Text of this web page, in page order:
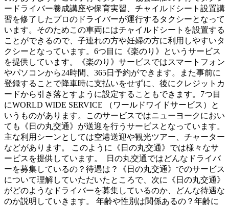
ードライバー養成講座や保育実習、チャイルドシート設置講
習を修了したプロのドライバーが運行するタクシーとなって
います。そのためこの車両にはチャイルドシートを設置する
ことができるので、子連れの方や妊婦の方に利用しやすいタ
クシーとなっています。6つ目に《楽のり》というサービス
を提供しています。《楽のり》サービスではスマートフォン
やパソコンから24時間、365日予約ができます。また事前に
登録することで降車時に支払いをせずに、後にクレジットカ
ードから引き落とすように設定することもできます。7つ目
にWORLD WIDE SERVICE （ワールドワイドサービス）と
いうものがあります。このサービスではニューヨークにおい
ても《日の丸交通》が送迎を行うサービスとなっています。
主な利用シーンとしては空港送迎や観光ツアー、チャーター
などがあります。 このように《日の丸交通》では様々なサ
ービスを提供しています。 日の丸交通ではどんなドライバ
ーを募集しているの？待遇は？《日の丸交通》でのサービス
について理解していただいたところで、次に《日の丸交通》
がどのようなドライバーを募集しているのか、どんな待遇な
のか説明していきます。 年齢や性別は関係あるの？年齢に